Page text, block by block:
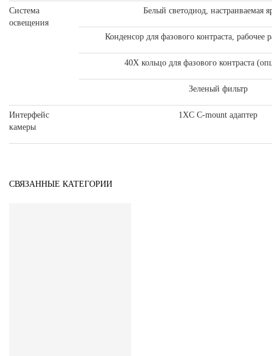
Система
освещения
Белый светодиод, настраиваемая
Конденсор для фазового контраста, рабочее
40X кольцо для фазового контраста
Зеленый фильтр
Интерфейс
камеры
1XC C-mount адаптер
СВЯЗАННЫЕ КАТЕГОРИИ